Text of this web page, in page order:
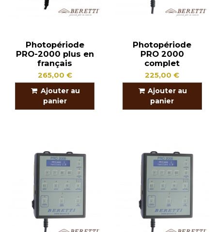
Photopériode
PRO-2000 plus en
français
265,00 €
Ajouter au
panier
Photopériode
PRO 2000
complet
225,00 €
Ajouter au
panier